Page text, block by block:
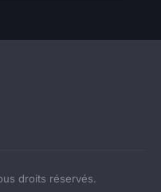
droits réservés.